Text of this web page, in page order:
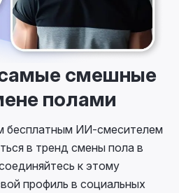
смешные
полами
бесплатным ИИ-смесителем
в тренд смены пола в
к этому
профиль в социальных